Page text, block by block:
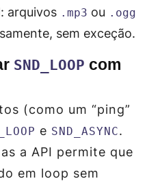
: arquivos .mp3 ou .ogg
sem exceção.
SND_LOOP com
(como um “ping”
e SND_ASYNC.
a API permite que
em loop sem